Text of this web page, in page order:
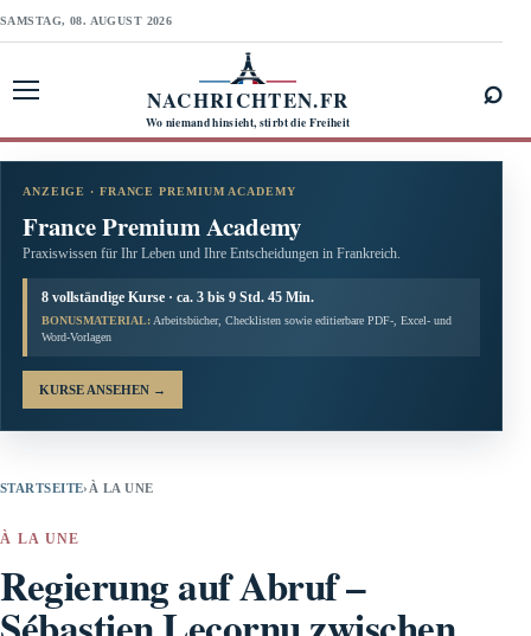
SAMSTAG, 08. AUGUST 2026
NACHRICHTEN.FR
Wo niemand hinsieht, stirbt die Freiheit
⌕
ANZEIGE · FRANCE PREMIUM ACADEMY
France Premium Academy
Praxiswissen für Ihr Leben und Ihre Entscheidungen in Frankreich.
8 vollständige Kurse · ca. 3 bis 9 Std. 45 Min.
BONUSMATERIAL: Arbeitsbücher, Checklisten sowie editierbare PDF-, Excel- und
Word-Vorlagen
KURSE ANSEHEN →
STARTSEITE› À LA UNE
À LA UNE
Regierung auf Abruf –